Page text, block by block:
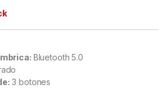
Bluetooth 5.0
3 botones